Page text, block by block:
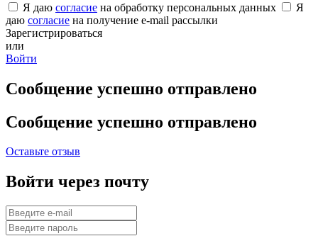
Я даю согласие на обработку персональных данных
Я
даю согласие на получение e-mail рассылки
Зарегистрироваться
или
Войти
Сообщение успешно отправлено
Сообщение успешно отправлено
Оставьте отзыв
Войти через почту